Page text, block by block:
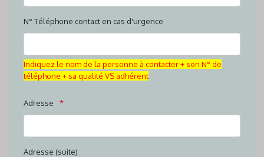
N° Téléphone contact en cas d'urgence
Indiquez le nom de la personne à contacter + son N° de
téléphone + sa qualité VS adhérent
Adresse
Adresse (suite)